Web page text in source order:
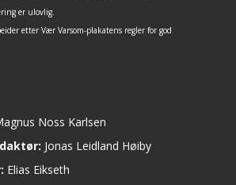
er ulovlig.
etter Vær Varsom-plakatens regler for god
Noss Karlsen
Jonas Leidland Høiby
Elias Eikseth